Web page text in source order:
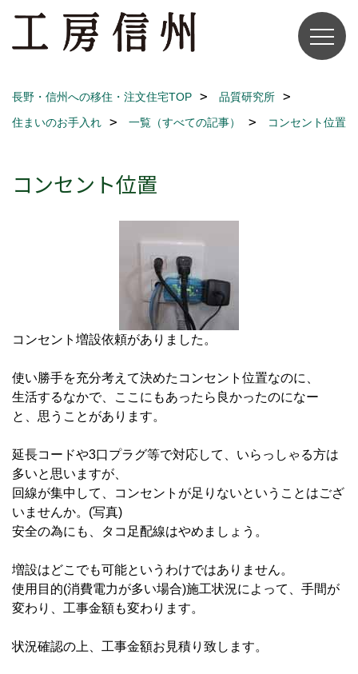
長野・信州への移住・注文住宅TOP
品質研究所
住まいのお手入れ
一覧（すべての記事） コンセント位置
コンセント位置
コンセント増設依頼がありました。
使い勝手を充分考えて決めたコンセント位置なのに、
生活するなかで、ここにもあったら良かったのになー
と、思うことがあります。
延長コードや3口プラグ等で対応して、いらっしゃる方は
多いと思いますが、
回線が集中して、コンセントが足りないということはござ
いませんか。(写真)
安全の為にも、タコ足配線はやめましょう。
増設はどこでも可能というわけではありません。
使用目的(消費電力が多い場合)施工状況によって、手間が
変わり、工事金額も変わります。
状況確認の上、工事金額お見積り致します。